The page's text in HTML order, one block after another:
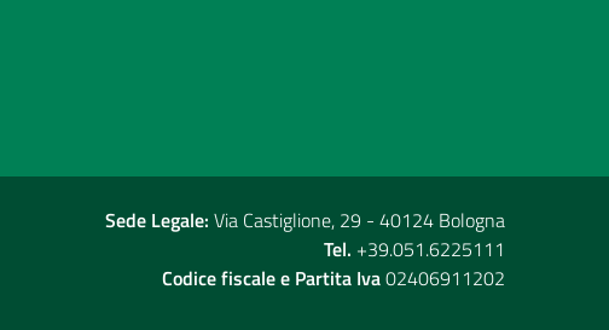
Sede Legale: Via Castiglione, 29 - 40124 Bologna
Tel. +39.051.6225111
Codice fiscale e Partita Iva02406911202